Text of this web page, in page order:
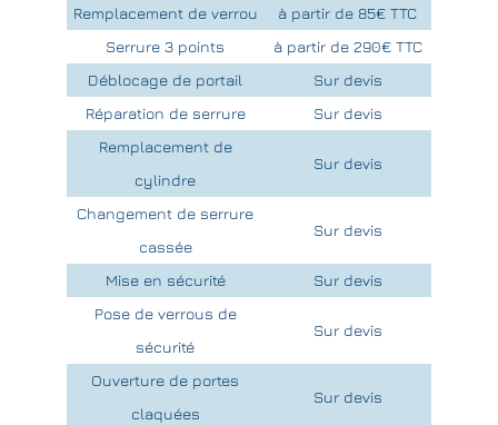
Remplacement de verrou
à partir de 85€ TTC
Serrure 3 points
à partir de 290€ TTC
Déblocage de portail
Sur devis
Réparation de serrure
Sur devis
Remplacement de
cylindre
Sur devis
Changement de serrure
cassée
Sur devis
Mise en sécurité
Sur devis
Pose de verrous de
sécurité
Sur devis
Ouverture de portes
claquées
Sur devis